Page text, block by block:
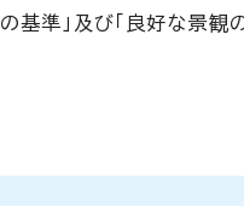
基準」及び「良好な景観